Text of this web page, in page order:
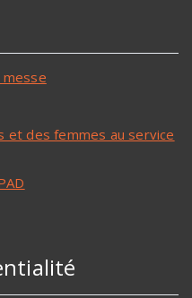
messe
et des femmes au service